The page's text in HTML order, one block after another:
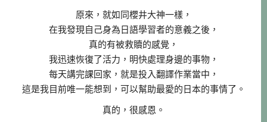
原來，就如同櫻井大神一樣，
在我發現自己身為日語學習者的意義之後，
真的有被救贖的感覺，
我迅速恢復了活力，明快處理身邊的事物，
每天講完課回家，就是投入翻譯作業當中，
這是我目前唯一能想到，可以幫助最愛的日本的事情了。
真的，很感恩。